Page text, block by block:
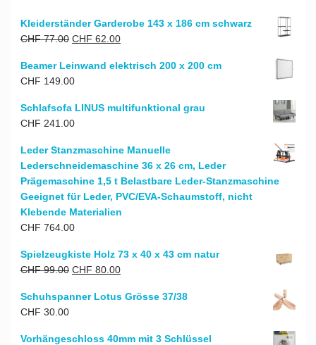
Kleiderständer Garderobe 143 x 186 cm schwarz
CHF77.00 Ursprünglicher
war:
CHF 77.00
CHF 62.00Aktueller
ist:
Beamer Leinwand elektrisch 200 x 200 cm
CHF 149.00
Schlafsofa LINUS multifunktional grau
CHF 241.00
Leder Stanzmaschine Manuelle
Lederschneidemaschine 36 x 26 cm, Leder
Prägemaschine 1,5 t Belastbare Leder-Stanzmaschine
Geeignet für Leder, PVC/EVA-Schaumstoff, nicht
Klebende Materialien
CHF 764.00
Spielzeugkiste Holz 73 x 40 x 43 cm natur
CHF99.00 Ursprünglicher
war:
CHF 80.00Aktueller
ist:
Schuhspanner Lotus Grösse 37/38
CHF 30.00
Vorhängeschloss 40mm mit 3 Schlüssel